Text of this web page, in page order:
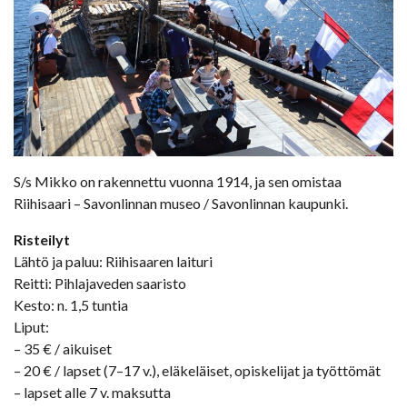
S/s Mikko on rakennettu vuonna 1914, ja sen omistaa
Riihisaari – Savonlinnan museo / Savonlinnan kaupunki.
Risteilyt
Lähtö ja paluu: Riihisaaren laituri
Reitti: Pihlajaveden saaristo
Kesto: n. 1,5 tuntia
Liput:
– 35 € / aikuiset
– 20 € / lapset (7–17 v.), eläkeläiset, opiskelijat ja työttömät
– lapset alle 7 v. maksutta